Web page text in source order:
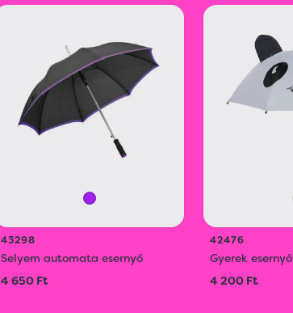
43298
Selyem automata esernyő
4 650 Ft
42476
Gyerek esernyő
4 200 Ft